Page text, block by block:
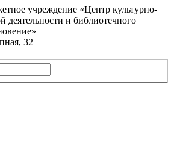
учреждение «Центр культурно-
деятельности и библиотечного
32